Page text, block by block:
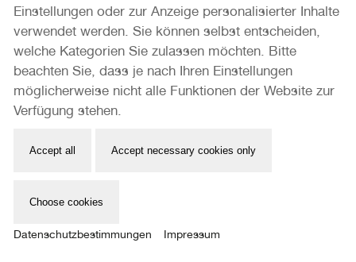
Mehr erfahren
Denkraum, Labor, Werkstätte
Einstellungen oder zur Anzeige personalisierter Inhalte
verwendet werden. Sie können selbst entscheiden,
welche Kategorien Sie zulassen möchten. Bitte
beachten Sie, dass je nach Ihren Einstellungen
möglicherweise nicht alle Funktionen der Website zur
Verfügung stehen.
Accept all Accept necessary cookies only
Choose cookies
Datenschutzbestimmungen Impressum